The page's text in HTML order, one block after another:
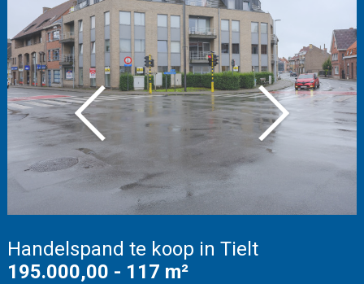
Vorige Volgende
Handelspand te koop in Tielt
195.000,00 - 117 m²